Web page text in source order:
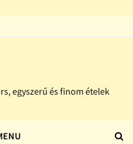
egyszerű és finom ételek